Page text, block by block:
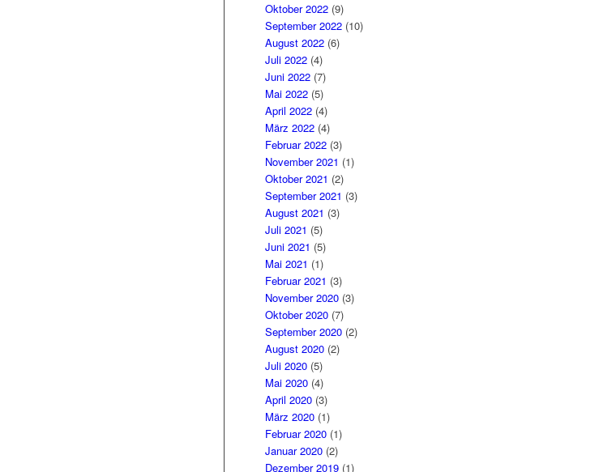
Oktober 2022 (9)
September 2022 (10)
August 2022 (6)
Juli 2022 (4)
Juni 2022 (7)
Mai 2022 (5)
April 2022 (4)
März 2022 (4)
Februar 2022 (3)
November 2021 (1)
Oktober 2021 (2)
September 2021 (3)
August 2021 (3)
Juli 2021 (5)
Juni 2021 (5)
Mai 2021 (1)
Februar 2021 (3)
November 2020 (3)
Oktober 2020 (7)
September 2020 (2)
August 2020 (2)
Juli 2020 (5)
Mai 2020 (4)
April 2020 (3)
März 2020 (1)
Februar 2020 (1)
Januar 2020 (2)
Dezember 2019 (1)